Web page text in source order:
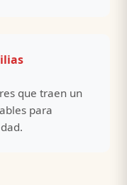
que traen un
para